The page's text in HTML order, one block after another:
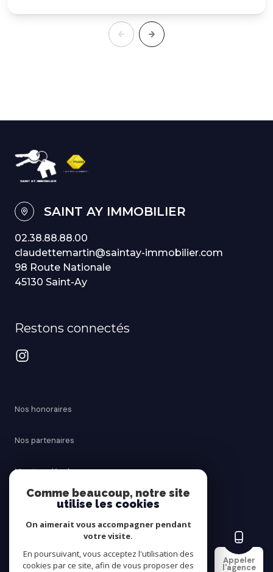
Appeler
l'agence
SAINT AY IMMOBILIER
02.38.88.88.00
claudettemartin@saintay-immobilier.com
98 Route Nationale
45130 Saint-Ay
Restons connectés
Nos honoraires
Nos partenaires
Mentions légales
Cookies
Comme beaucoup, notre site
utilise les cookies
On aimerait vous accompagner pendant
votre visite.
En poursuivant, vous acceptez l'utilisation des
cookies par ce site, afin de vous proposer des